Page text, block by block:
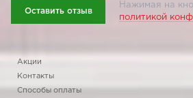
Оставить отзыв
Нажимая на
политикой
Акции
Контакты
Способы оплаты